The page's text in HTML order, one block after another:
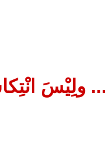
ولِيْسَ